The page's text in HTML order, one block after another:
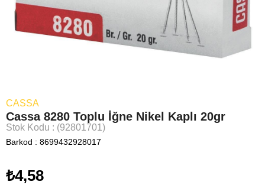
CASSA
Cassa 8280 Toplu İğne Nikel Kaplı 20gr
Stok Kodu (92801701)
Barkod : 8699432928017
₺4,58